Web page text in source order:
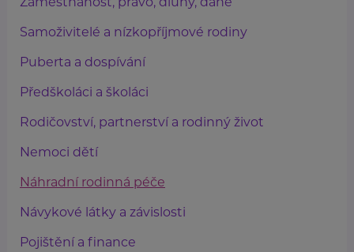
Samoživitelé a nízkopříjmové rodiny
Puberta a dospívání
Předškoláci a školáci
Rodičovství, partnerství a rodinný život
Nemoci dětí
Náhradní rodinná péče
Návykové látky a závislosti
Pojištění a finance